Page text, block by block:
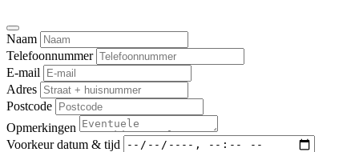
Naam
Telefoonnummer
E-mail
Adres
Postcode
Opmerkingen
Voorkeur datum & tijd